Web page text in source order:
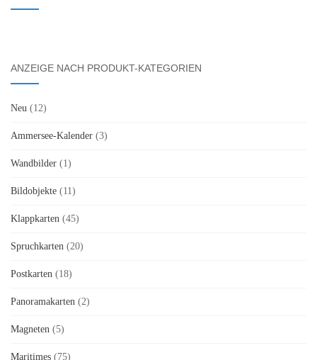
ANZEIGE NACH PRODUKT-KATEGORIEN
Neu (12)
Ammersee-Kalender (3)
Wandbilder (1)
Bildobjekte (11)
Klappkarten (45)
Spruchkarten (20)
Postkarten (18)
Panoramakarten (2)
Magneten (5)
Maritimes (75)